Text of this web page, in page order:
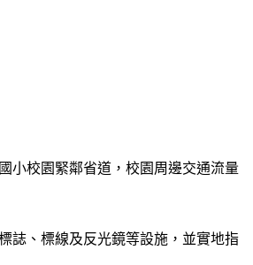
小校園緊鄰省道，校園周邊交通流量
誌、標線及反光鏡等設施，並實地指